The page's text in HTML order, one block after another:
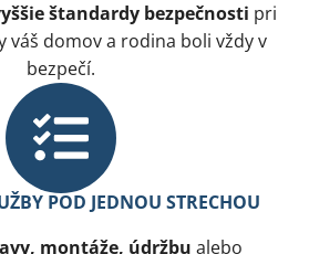
štandardy bezpečnosti pri
váš domov a rodina boli vždy v
bezpečí.
POD JEDNOU STRECHOU
montáže, údržbu alebo